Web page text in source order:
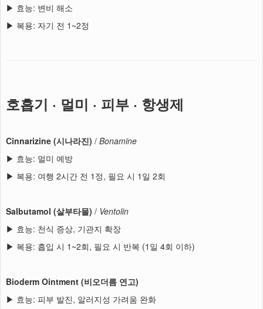
▶ 효능: 변비 해소
▶ 복용: 자기 전 1~2정
호흡기 · 멀미 · 피부 · 항생제
Cinnarizine (시나라진) / Bonamine
▶ 효능: 멀미 예방
▶ 복용: 여행 2시간 전 1정, 필요 시 1일 2회
Salbutamol (살부타몰) / Ventolin
▶ 효능: 천식 증상, 기관지 확장
▶ 복용: 흡입 시 1~2회, 필요 시 반복 (1일 4회 이하)
Bioderm Ointment (비오더름 연고)
▶ 효능: 피부 발진, 알러지성 가려움 완화